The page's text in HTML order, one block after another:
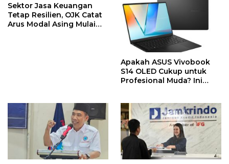
Sektor Jasa Keuangan
Tetap Resilien, OJK Catat
Arus Modal Asing Mulai
Apakah ASUS Vivobook
S14 OLED Cukup untuk
Profesional Muda? Ini